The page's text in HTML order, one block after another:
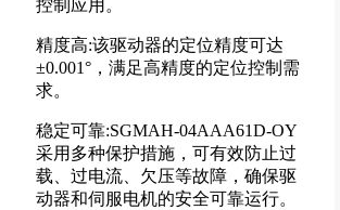
控制应用。
精度高:该驱动器的定位精度可达
±0.001°，满足高精度的定位控制需
求。
稳定可靠:SGMAH-04AAA61D-OY
采用多种保护措施，可有效防止过
载、过电流、欠压等故障，确保驱
动器和伺服电机的安全可靠运行。